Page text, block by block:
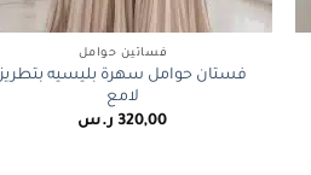
فساتين حوامل
فستان حوامل سهرة بليسيه بتطريز
لامع
320,00 ر.س